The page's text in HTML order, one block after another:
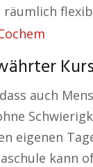
auch
eigenen
kann